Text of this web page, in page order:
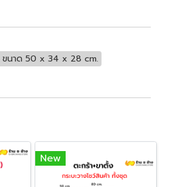
ขนาด 50 x 34 x 28 cm.
New